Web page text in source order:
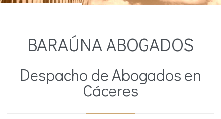
BARAÚNA ABOGADOS
Despacho de Abogados en
Cáceres